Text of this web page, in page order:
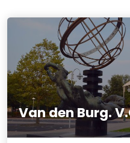
Van den Burg.